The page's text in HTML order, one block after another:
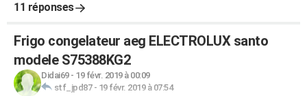
11 réponses
Frigo congelateur aeg ELECTROLUX santo
modele S75388KG2
Didai69- 19 févr. 2019 à 00:09
stf_jpd87- 19 févr. 2019 à 07:54